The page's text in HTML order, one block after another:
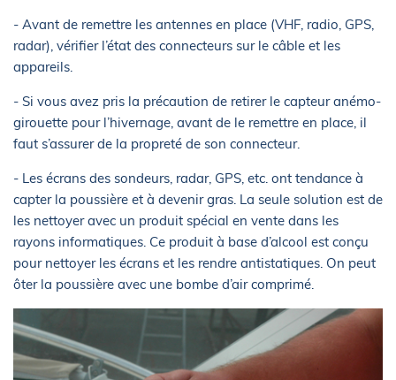
- Avant de remettre les antennes en place (VHF, radio, GPS,
radar), vérifier l’état des connecteurs sur le câble et les
appareils.
- Si vous avez pris la précaution de retirer le capteur anémo-
girouette pour l’hivernage, avant de le remettre en place, il
faut s’assurer de la propreté de son connecteur.
- Les écrans des sondeurs, radar, GPS, etc. ont tendance à
capter la poussière et à devenir gras. La seule solution est de
les nettoyer avec un produit spécial en vente dans les
rayons informatiques. Ce produit à base d’alcool est conçu
pour nettoyer les écrans et les rendre antistatiques. On peut
ôter la poussière avec une bombe d’air comprimé.